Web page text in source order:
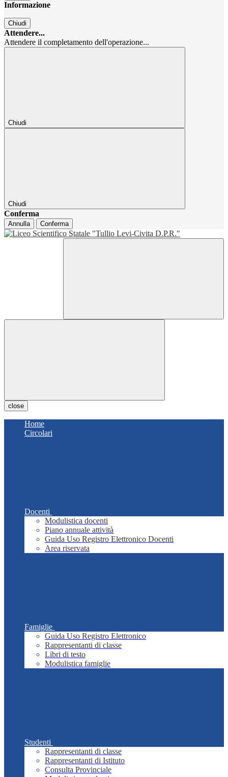
Informazione
Chiudi
Attendere...
Attendere il completamento dell'operazione...
Chiudi
Chiudi
Conferma
Annulla Conferma
close
Home
Circolari
Docenti
Modulistica docenti
Piano annuale attività
Guida Uso Registro Elettronico Docenti
Area riservata
Famiglie
Guida Uso Registro Elettronico
Rappresentanti di classe
Libri di testo
Modulistica famiglie
Studenti
Rappresentanti di classe
Rappresentanti di Istituto
Consulta Provinciale